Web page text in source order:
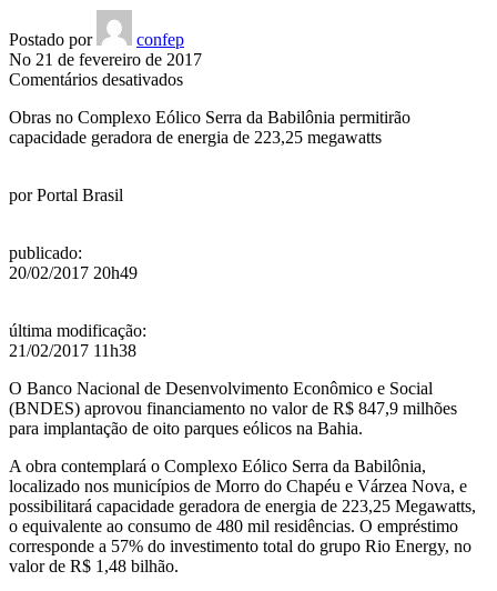
Postado por
confep
No 21 de fevereiro de 2017
Comentários desativadosem
aprova
financiamento
Obras no Complexo Eólico Serra da Babilônia permitirão
capacidade geradora de energia de 223,25 megawatts
porPortal Brasil
publicado:
20/02/2017 20h49
última modificação:
21/02/2017 11h38
O Banco Nacional de Desenvolvimento Econômico e Social
(BNDES) aprovou financiamento no valor de R$ 847,9 milhões
para implantação de oito parques eólicos na Bahia.
A obra contemplará o Complexo Eólico Serra da Babilônia,
localizado nos municípios de Morro do Chapéu e Várzea Nova, e
possibilitará capacidade geradora de energia de 223,25 Megawatts,
o equivalente ao consumo de 480 mil residências. O empréstimo
corresponde a 57% do investimento total do grupo Rio Energy, no
valor de R$ 1,48 bilhão.